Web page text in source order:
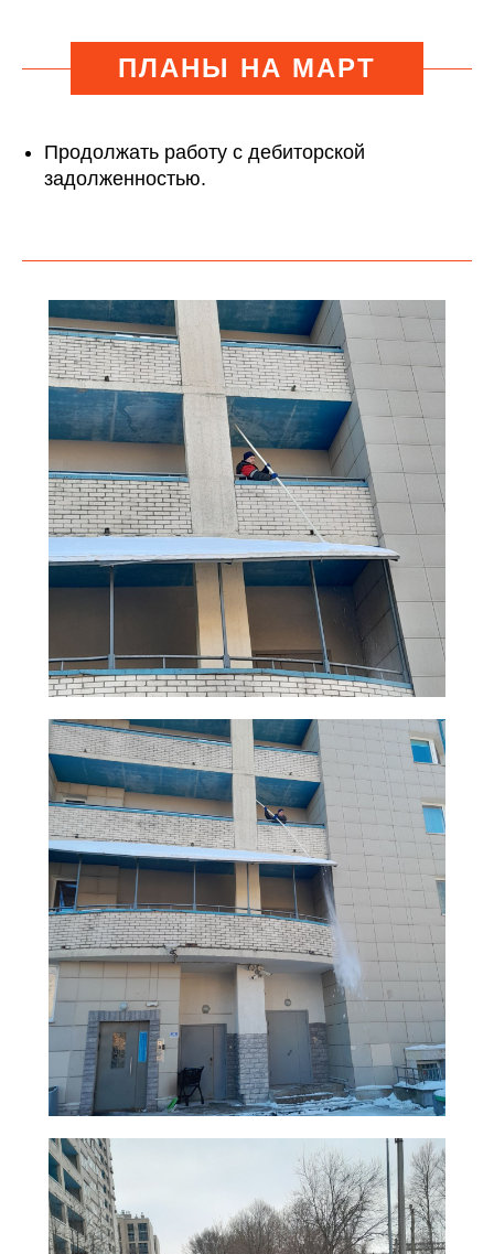
ПЛАНЫ НА МАРТ
Продолжать работу с дебиторской
задолженностью.